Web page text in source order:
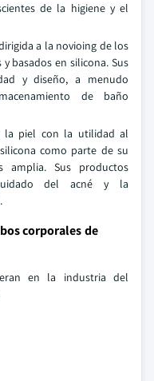
de la higiene y el
a la novioing de los
basados en silicona. Sus
y diseño, a menudo
de baño
la piel con la utilidad al
como parte de su
amplia. Sus productos
del acné y la
corporales de
en la industria del